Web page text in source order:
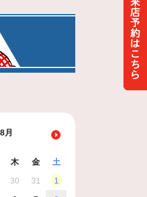
月
木 金
土
30 31
1